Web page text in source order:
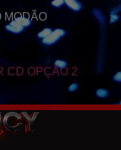
MODÃO
CD OPÇÃO 2